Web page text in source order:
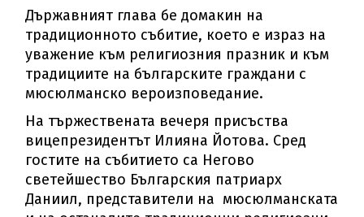
Държавният глава бе домакин на
традиционното събитие, което е израз на
уважение към религиозния празник и към
традициите на българските граждани с
мюсюлманско вероизповедание.
На тържествената вечеря присъства
вицепрезидентът Илияна Йотова. Сред
гостите на събитието са Негово
светейшество Българския патриарх
Даниил, представители на мюсюлманската